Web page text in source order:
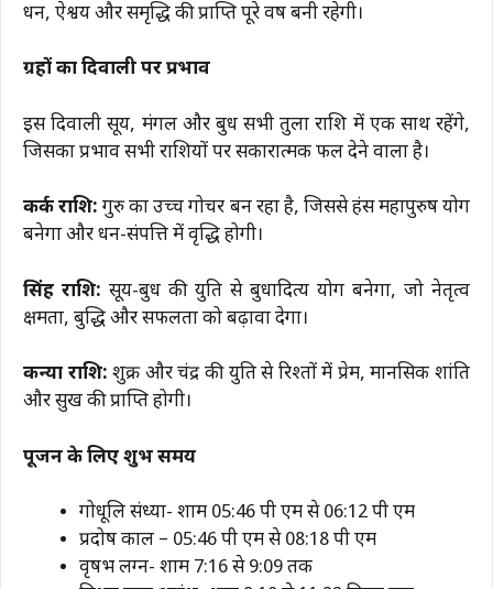
धन, ऐश्वर्य और समृद्धि की प्राप्ति पूरे वर्ष बनी रहेगी।
ग्रहों का दिवाली पर प्रभाव
इस दिवाली सूर्य, मंगल और बुध सभी तुला राशि में एक साथ रहेंगे,
जिसका प्रभाव सभी राशियों पर सकारात्मक फल देने वाला है।
कर्क राशि: गुरु का उच्च गोचर बन रहा है, जिससे हंस महापुरुष योग
बनेगा और धन-संपत्ति में वृद्धि होगी।
सिंह राशि: सूर्य-बुध की युति से बुधादित्य योग बनेगा, जो नेतृत्व
क्षमता, बुद्धि और सफलता को बढ़ावा देगा।
कन्या राशि: शुक्र और चंद्र की युति से रिश्तों में प्रेम, मानसिक शांति
और सुख की प्राप्ति होगी।
पूजन के लिए शुभ समय
गोधूलि संध्या- शाम 05:46 पी एम से 06:12 पी एम
प्रदोष काल – 05:46 पी एम से 08:18 पी एम
वृषभ लग्न- शाम 7:16 से 9:09 तक